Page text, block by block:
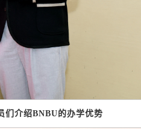
们介绍BNBU的办学优势